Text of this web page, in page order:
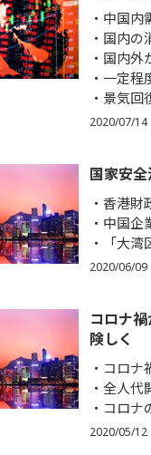
中国内
国内の
国内外
一定程
景気回
2020/07/14
国家安
香港財
中国企
「大
2020/06/09
コロナ
険しく
コロナ
全人代
コロナ
2020/05/12